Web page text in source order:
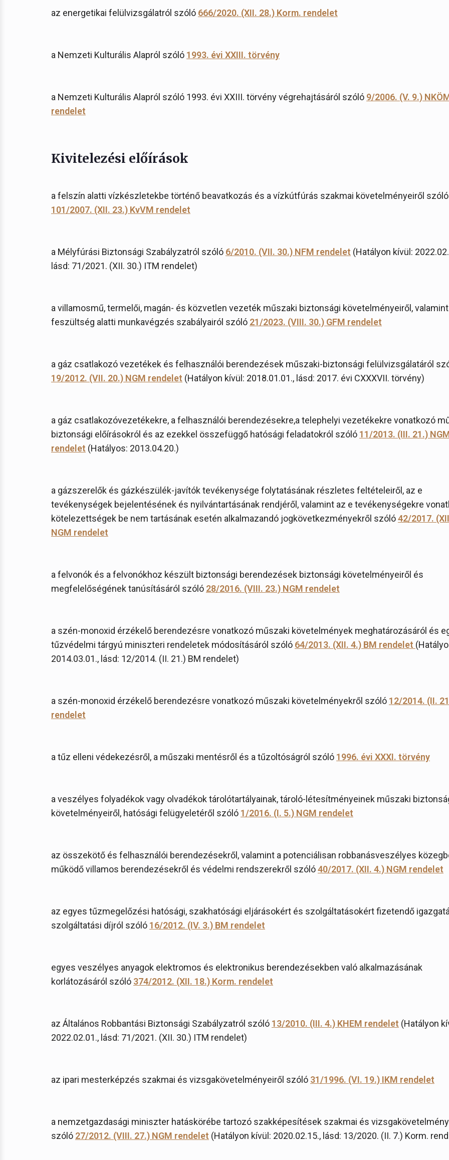
az energetikai felülvizsgálatról szóló 666/2020. (XII. 28.) Korm. rendelet
a Nemzeti Kulturális Alapról szóló 1993. évi XXIII. törvény
a Nemzeti Kulturális Alapról szóló 1993. évi XXIII. törvény végrehajtásáról szóló 9/2006. (V. 9.)
rendelet
Kivitelezési előírások
a felszín alatti vízkészletekbe történő beavatkozás és a vízkútfúrás szakmai követelményeiről szóló
101/2007. (XII. 23.) KvVM rendelet
a Mélyfúrási Biztonsági Szabályzatról szóló 6/2010. (VII. 30.) NFM rendelet (Hatályon kívül:
lásd: 71/2021. (XII. 30.) ITM rendelet)
a villamosmű, termelői, magán- és közvetlen vezeték műszaki biztonsági követelményeiről,
feszültség alatti munkavégzés szabályairól szóló 21/2023. (VIII. 30.) GFM rendelet
a gáz csatlakozó vezetékek és felhasználói berendezések műszaki-biztonsági felülvizsgálatáról
19/2012. (VII. 20.) NGM rendelet (Hatályon kívül: 2018.01.01., lásd: 2017. évi CXXXVII. törvény)
a gáz csatlakozóvezetékekre, a felhasználói berendezésekre,a telephelyi vezetékekre vonatkozó
biztonsági előírásokról és az ezekkel összefüggő hatósági feladatokról szóló 11/2013. (III. 21.)
rendelet (Hatályos: 2013.04.20.)
a gázszerelők és gázkészülék-javítók tevékenysége folytatásának részletes feltételeiről, az e
tevékenységek bejelentésének és nyilvántartásának rendjéről, valamint az e tevékenységekre
kötelezettségek be nem tartásának esetén alkalmazandó jogkövetkezményekről szóló42/2017.
NGM rendelet
a felvonók és a felvonókhoz készült biztonsági berendezések biztonsági követelményeiről és
megfelelőségének tanúsításáról szóló 28/2016. (VIII. 23.) NGM rendelet
a szén-monoxid érzékelő berendezésre vonatkozó műszaki követelmények meghatározásáról és
tűzvédelmi tárgyú miniszteri rendeletek módosításáról szóló 64/2013. (XII. 4.) BM rendelet
2014.03.01., lásd: 12/2014. (II. 21.) BM rendelet)
a szén-monoxid érzékelő berendezésre vonatkozó műszaki követelményekről szóló 12/2014. (II.
rendelet
a tűz elleni védekezésről, a műszaki mentésről és a tűzoltóságról szóló 1996. évi XXXI. törvény
a veszélyes folyadékok vagy olvadékok tárolótartályainak, tároló-létesítményeinek műszaki
követelményeiről, hatósági felügyeletéről szóló 1/2016. (I. 5.) NGM rendelet
az összekötő és felhasználói berendezésekről, valamint a potenciálisan robbanásveszélyes
működő villamos berendezésekről és védelmi rendszerekről szóló40/2017. (XII. 4.) NGM rendelet
az egyes tűzmegelőzési hatósági, szakhatósági eljárásokért és szolgáltatásokért fizetendő
szolgáltatási díjról szóló 16/2012. (IV. 3.) BM rendelet
egyes veszélyes anyagok elektromos és elektronikus berendezésekben való alkalmazásának
korlátozásáról szóló 374/2012. (XII. 18.) Korm. rendelet
az Általános Robbantási Biztonsági Szabályzatról szóló 13/2010. (III. 4.) KHEM rendelet (Hatályon
2022.02.01., lásd: 71/2021. (XII. 30.) ITM rendelet)
az ipari mesterképzés szakmai és vizsgakövetelményeiről szóló 31/1996. (VI. 19.) IKM rendelet
a nemzetgazdasági miniszter hatáskörébe tartozó szakképesítések szakmai és
szóló 27/2012. (VIII. 27.) NGM rendelet (Hatályon kívül: 2020.02.15., lásd: 13/2020. (II. 7.) Korm.